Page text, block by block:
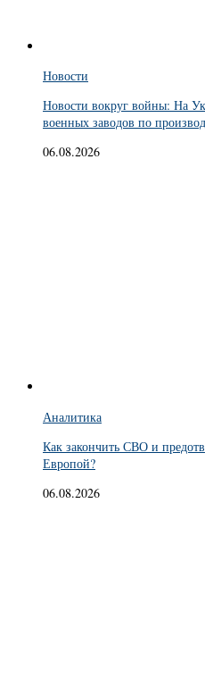
Новости
Новости вокруг войны: На
военных заводов по
06.08.2026
Аналитика
Как закончить СВО и
Европой?
06.08.2026